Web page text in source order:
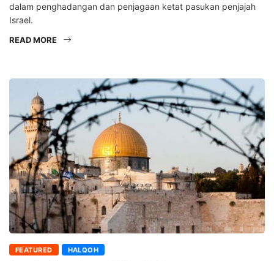
dalam penghadangan dan penjagaan ketat pasukan penjajah
Israel.
READ MORE
FEATURED HALQOH